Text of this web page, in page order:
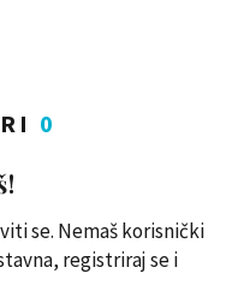
0
se. Nemaš korisnički
registriraj se i